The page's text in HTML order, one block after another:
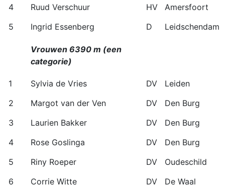
4
Ruud Verschuur HV
Amersfoort
5
Ingrid Essenberg D Leidschendam
Vrouwen 6390 m (een
categorie)
1 Sylvia de Vries DV
Leiden
2
Margot van der Ven DV
Den Burg
3
Laurien Bakker DV
Den Burg
4
Rose Goslinga DV
Den Burg
5
Riny Roeper DV
Oudeschild
6
Corrie Witte DV
De Waal